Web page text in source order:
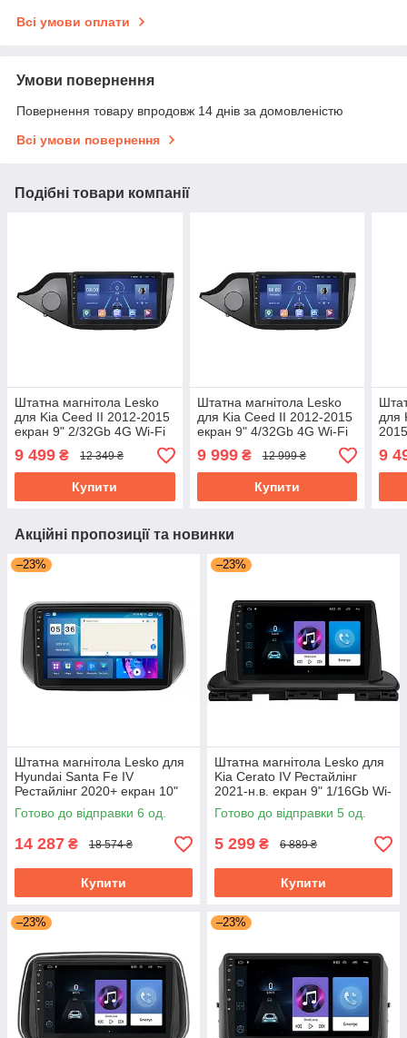
Всі умови оплати
Умови повернення
Повернення товару впродовж 14 днів за домовленістю
Всі умови повернення
Подібні товари компанії
Штатна магнітола Lesko
для Kia Ceed II 2012-2015
екран 9" 2/32Gb 4G Wi-Fi
9 499 ₴ 12 349 ₴
Купити
Штатна магнітола Lesko
для Kia Ceed II 2012-2015
екран 9" 4/32Gb 4G Wi-Fi
9 999₴ 12 999 ₴
Купити
для
Кіа
9
Акційні пропозиції та новинки
–23%
Штатна магнітола Lesko для
Hyundai Santa Fe IV
Рестайлінг 2020+ екран 10"
4/64Gb CarPlay 4G Wi-Fi GPS
Prime
Готово до відправки 6 од.
14 287 ₴ 18 574 ₴
Купити
–23%
Штатна магнітола Lesko для
Kia Cerato IV Рестайлінг
2021-н.в. екран 9" 1/16Gb Wi-
Fi GPS Base
Готово до відправки 5 од.
5 299 ₴ 6 889 ₴
Купити
–23% –23%